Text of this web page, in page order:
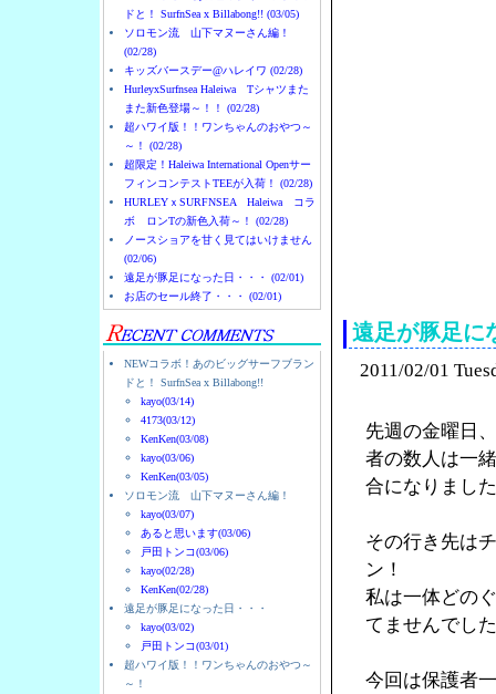
ドと！ SurfnSea x Billabong!! (03/05)
ソロモン流 山下マヌーさん編！
(02/28)
キッズバースデー@ハレイワ (02/28)
HurleyxSurfnsea Haleiwa Tシャツまた
また新色登場～！！ (02/28)
超ハワイ版！！ワンちゃんのおやつ～
～！ (02/28)
超限定！Haleiwa International Openサー
フィンコンテストTEEが入荷！ (02/28)
HURLEYｘSURFNSEA Haleiwa コラ
ボ ロンTの新色入荷～！ (02/28)
ノースショアを甘く見てはいけません
(02/06)
遠足が豚足になった日・・・ (02/01)
お店のセール終了・・・ (02/01)
NEWコラボ！あのビッグサーフブラン
ドと！ SurfnSea x Billabong!!
kayo(03/14)
4173(03/12)
KenKen(03/08)
kayo(03/06)
KenKen(03/05)
ソロモン流 山下マヌーさん編！
kayo(03/07)
あると思います(03/06)
戸田トンコ(03/06)
kayo(02/28)
KenKen(02/28)
遠足が豚足になった日・・・
kayo(03/02)
戸田トンコ(03/01)
超ハワイ版！！ワンちゃんのおやつ～
～！
遠足が豚足に
2011/02/01
先週の金曜日
者の数人は一
合になりまし
その行き先は
ン！
私は一体どの
てませんでし
今回は保護者